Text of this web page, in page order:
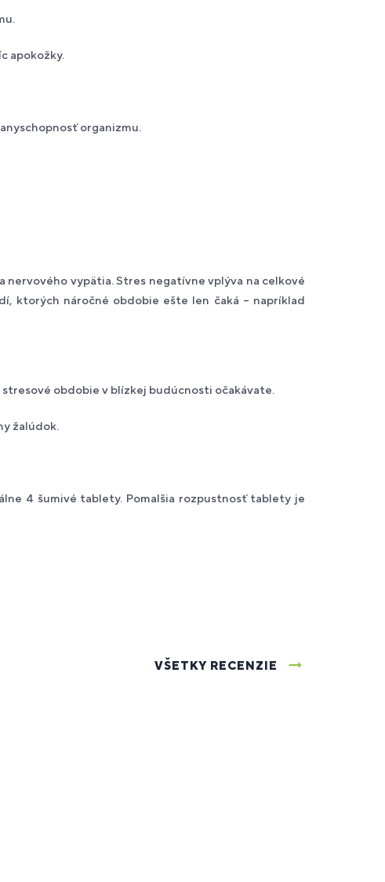
apokožky.
organizmu.
vypätia. Stres negatívne vplýva na celkové
ktorých náročné obdobie ešte len čaká – napríklad
obdobie v blízkej budúcnosti očakávate.
žalúdok.
4 šumivé tablety. Pomalšia rozpustnosť tablety je
VŠETKY RECENZIE